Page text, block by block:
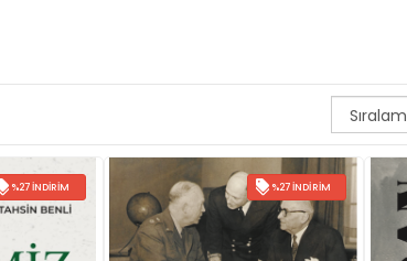
%27 İNDIRIM %27 İNDIRIM